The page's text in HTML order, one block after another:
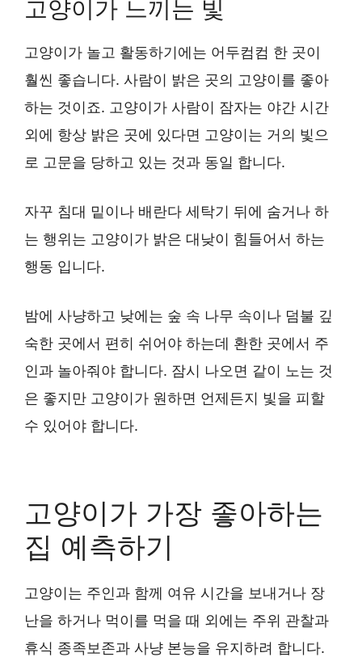
고양이가 느끼는 빛
고양이가 놀고 활동하기에는 어두컴컴 한 곳이
훨씬 좋습니다. 사람이 밝은 곳의 고양이를 좋아
하는 것이죠. 고양이가 사람이 잠자는 야간 시간
외에 항상 밝은 곳에 있다면 고양이는 거의 빛으
로 고문을 당하고 있는 것과 동일 합니다.
자꾸 침대 밑이나 배란다 세탁기 뒤에 숨거나 하
는 행위는 고양이가 밝은 대낮이 힘들어서 하는
행동 입니다.
밤에 사냥하고 낮에는 숲 속 나무 속이나 덤불 깊
숙한 곳에서 편히 쉬어야 하는데 환한 곳에서 주
인과 놀아줘야 합니다. 잠시 나오면 같이 노는 것
은 좋지만 고양이가 원하면 언제든지 빛을 피할
수 있어야 합니다.
고양이가 가장 좋아하는
집 예측하기
고양이는 주인과 함께 여유 시간을 보내거나 장
난을 하거나 먹이를 먹을 때 외에는 주위 관찰과
휴식 종족보존과 사냥 본능을 유지하려 합니다.